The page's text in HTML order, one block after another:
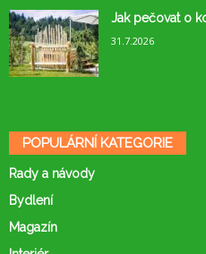
Jak pečovat o
31.7.2026
POPULÁRNÍ KATEGORIE
Rady a návody
Bydlení
Magazín